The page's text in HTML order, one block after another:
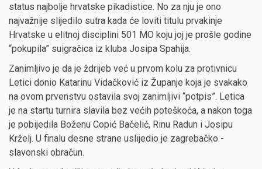
status najbolje hrvatske pikadistice. No za nju je ono
najvažnije slijedilo sutra kada će loviti titulu prvakinje
Hrvatske u elitnoj disciplini 501 MO koju joj je prošle godine
“pokupila” suigračica iz kluba Josipa Spahija.
Zanimljivo je da je ždrijeb već u prvom kolu za protivnicu
Letici donio Katarinu Vidačković iz Županje koja je svakako
na ovom prvenstvu ostavila svoj zanimljivi “potpis”. Letica
je na startu turnira slavila bez većih poteškoća, a nakon toga
je pobijedila Boženu Copić Bačelić, Rinu Radun i Josipu
Krželj. U finalu desne strane uslijedio je zagrebačko -
slavonski obračun.